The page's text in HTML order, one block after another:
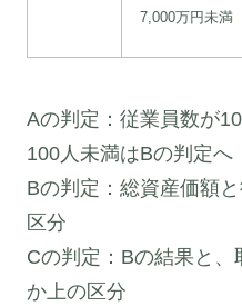
7,000万円未満
Aの判定：従業員数が
100人未満はBの判定へ
Bの判定：総資産価額
区分
Cの判定：Bの結果と
か上の区分